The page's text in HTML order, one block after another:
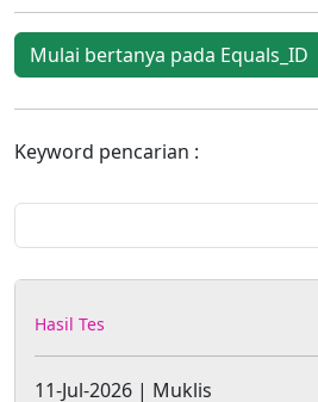
Mulai bertanya pada Equals_ID
Keyword pencarian :
Hasil Tes
11-Jul-2026 | Muklis